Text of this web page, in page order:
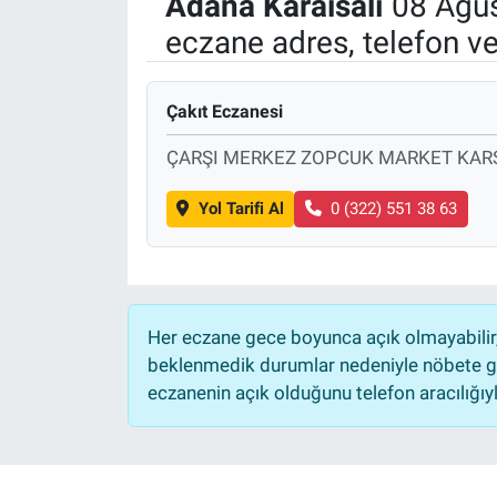
eczane adres, telefon
Çakıt Eczanesi
ÇARŞI MERKEZ ZOPCUK MARKET
Yol Tarifi Al 0 (322) 551 38 63
Her eczane gece boyunca açık
beklenmedik durumlar nedeniyle nöbete
eczanenin açık olduğunu telefon